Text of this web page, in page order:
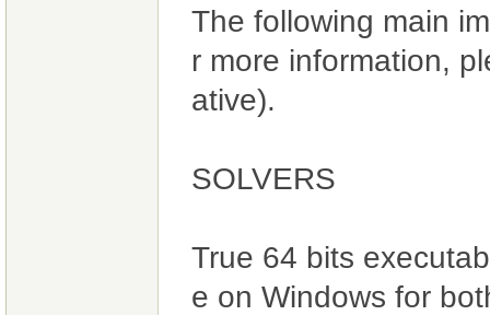
The following main
r more information,
ative).
SOLVERS
True 64 bits
e on Windows for